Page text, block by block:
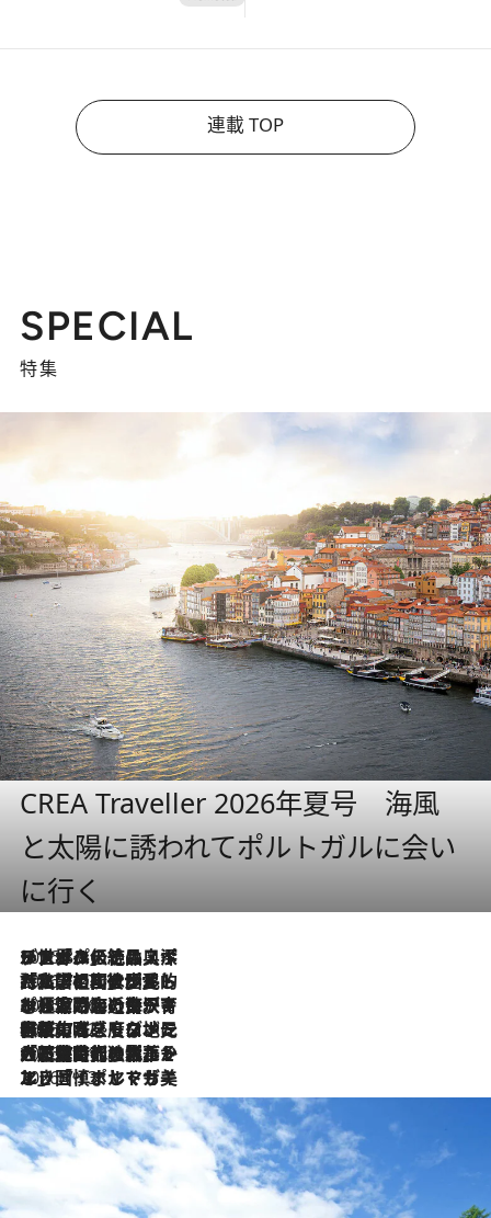
連載 TOP
SPECIAL
特集
CREA Traveller 2026年夏号 海風
と太陽に誘われてポルトガルに会い
に行く
2026.8.8
リスボンの絶品スイーツ「パステル・デ・ナタ」とは？ポルトガル伝統の奥深い世界へ
2026.7.27
「私の祖国はポルトガル語です」国民的詩人フェルナンド・ペソアと、彼が愛した文学の街を歩く
2026.7.26
ポルトガル近海が育む極上の海の幸。キリリと冷えた白ワインと愉しむ、シーフード専門店の贅沢
2026.7.22
伝統の味をモダンに昇華。高感度な地元客が集う、リスボンの最旬ガストロノミー
2026.7.21
大航海時代の栄華から、震災、独裁、そして革命へ。ポルトガル・首都リスボンの石畳に刻まれた「歴史の光と影」
2026.7.13
エッセイ・ヤマザキマリ「慎ましくも美しき国 ポルトガル」